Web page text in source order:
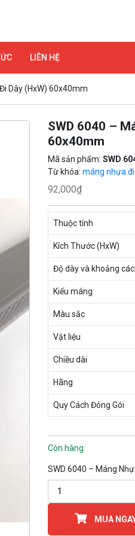
LIÊN HỆ
Dây (HxW) 60x40mm
SWD 6040 –
60x40mm
Mã sản phẩm: SWD
Từ khóa: máng nhựa
92,000₫
Thuộc tính
Kích Thước (HxW)
Độ dày và khoảng
Kiểu máng
Màu sắc
Vật liệu
Chiều dài
Hãng
Quy Cách Đóng Gói
Còn hàng
SWD 6040 – Máng
MUA